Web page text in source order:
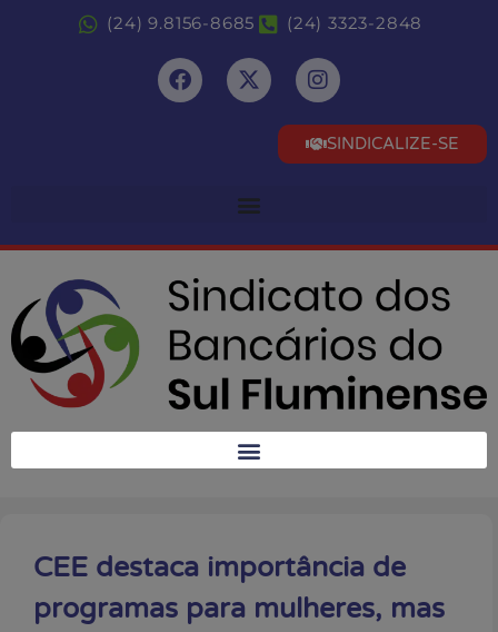
(24) 9.8156-8685 (24) 3323-2848
SINDICALIZE-SE
CEE destaca importância de
programas para mulheres, mas